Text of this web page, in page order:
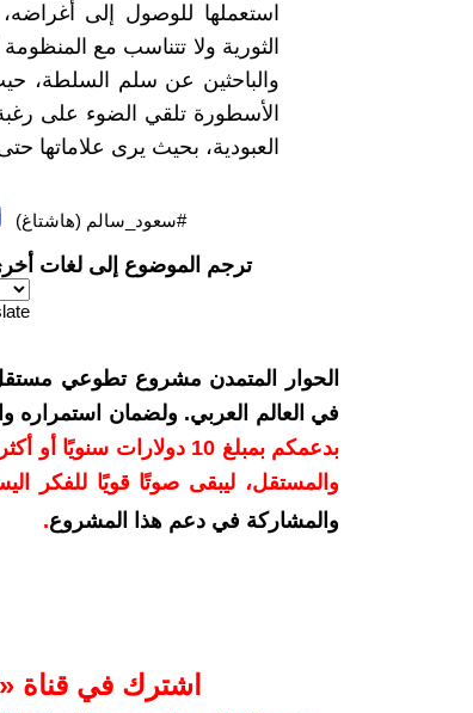
استعملها للوصول إلى
الثورية ولا تتناسب مع
والباحثين عن سلم السلطة،
الأسطورة تلقي الضوء على
العبودية، بحيث يرى علاماتها
#سعود_سالم (هاشتاغ)
ترجم الموضوع إلى لغات
الحوار المتمدن مشروع تطوعي مستقل
في العالم العربي. ولضمان استمراره
بدعمكم بمبلغ 10
والمستقل، ليبقى صوتًا قويًا للفكر
والمشاركة في دعم هذا المشروع.
اشترك في قناة